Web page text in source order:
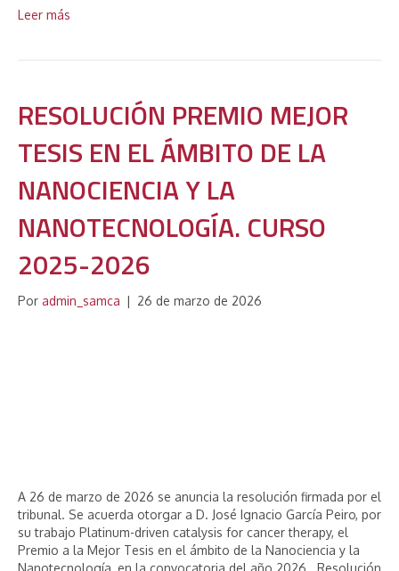
Leer más
RESOLUCIÓN PREMIO MEJOR
TESIS EN EL ÁMBITO DE LA
NANOCIENCIA Y LA
NANOTECNOLOGÍA. CURSO
2025-2026
Por admin_samca | 26 de marzo de 2026
A 26 de marzo de 2026 se anuncia la resolución firmada por el
tribunal. Se acuerda otorgar a D. José Ignacio García Peiro, por
su trabajo Platinum-driven catalysis for cancer therapy, el
Premio a la Mejor Tesis en el ámbito de la Nanociencia y la